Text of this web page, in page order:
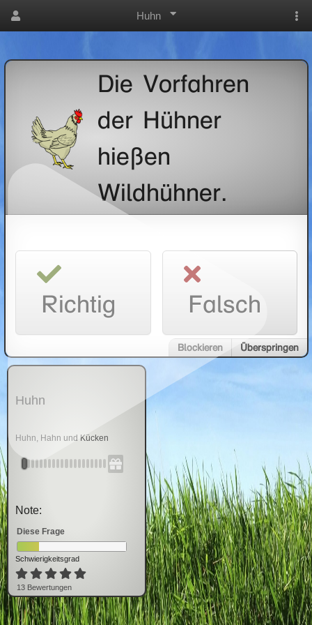
Huhn
Die Vorfahren
der Hühner
hießen
Wildhühner.
Richtig Falsch
Blockieren Überspringen
Huhn
Huhn, Hahn und Kücken
Note:
Diese Frage
Schwierigkeitsgrad
13 Bewertungen